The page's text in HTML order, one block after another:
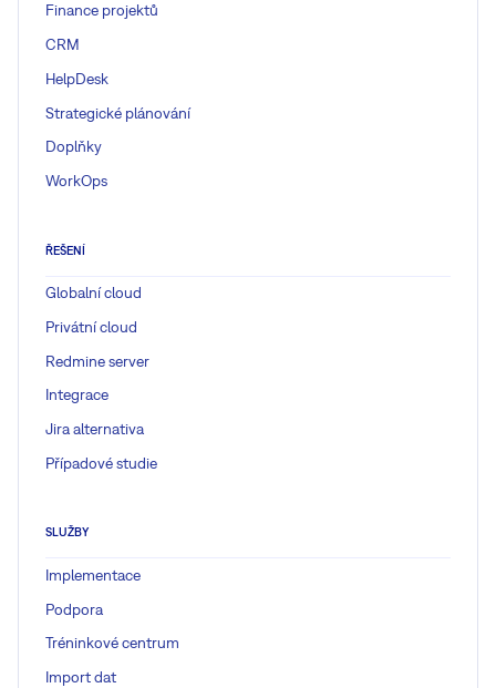
Finance projektů
CRM
HelpDesk
Strategické plánování
Doplňky
WorkOps
ŘEŠENÍ
Globalní cloud
Privátní cloud
Redmine server
Integrace
Jira alternativa
Případové studie
SLUŽBY
Implementace
Podpora
Tréninkové centrum
Import dat